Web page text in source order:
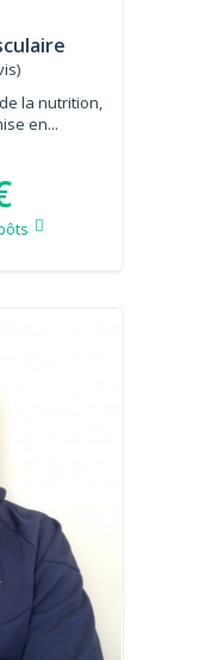
la nutrition,
en...